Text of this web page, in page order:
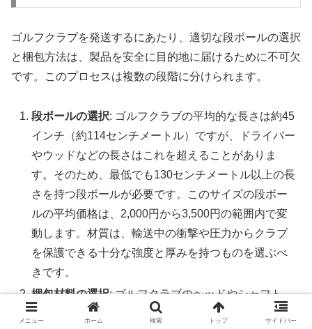
ゴルフクラブを発送するにあたり、適切な段ボールの選択
と梱包方法は、製品を安全に目的地に届けるために不可欠
です。このプロセスは複数の段階に分けられます。
段ボールの選択: ゴルフクラブの平均的な長さは約45
インチ（約114センチメートル）ですが、ドライバー
やウッドなどの長さはこれを超えることがありま
す。そのため、最低でも130センチメートル以上の長
さを持つ段ボールが必要です。このサイズの段ボー
ルの平均価格は、2,000円から3,500円の範囲内で変
動します。材質は、輸送中の衝撃や圧力からクラブ
を保護できる十分な強度と厚みを持つものを選ぶべ
きです。
梱包材料の選択: ゴルフクラブのヘッドやシャフト
は、特に衝撃に敏感であり、適切な保護が必要で
メニュー ホーム 検索 トップ サイドバー